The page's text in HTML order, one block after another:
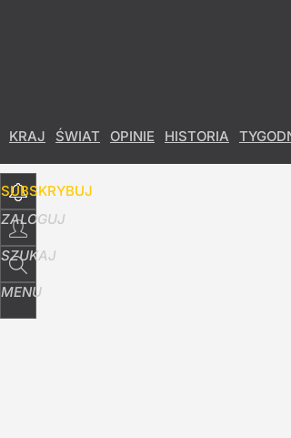
KRAJ ŚWIAT OPINIE HISTORIA
SUBSKRYBUJ
ZALOGUJ
SZUKAJ
MENU